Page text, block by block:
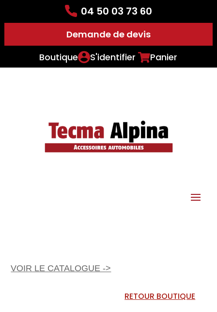
04 50 03 73 60
Demande de devis
Boutique
S'identifier Panier
VOIR LE CATALOGUE ->
RETOUR BOUTIQUE